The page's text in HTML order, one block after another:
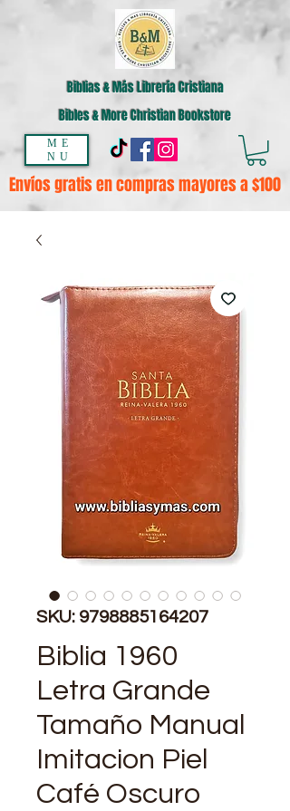
ME
NU
Biblias & Más Librería Cristiana
Bibles & More Christian Bookstore
Envíos gratis en compras mayores a $100
SKU: 9798885164207
Biblia 1960
Letra Grande
Tamaño Manual
Imitacion Piel
Café Oscuro